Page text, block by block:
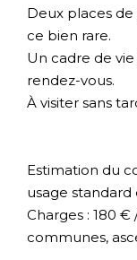
Deux places
ce bien rare.
Un cadre de
rendez-vous.
À visiter sans
Estimation du
usage
Charges : 180
communes,